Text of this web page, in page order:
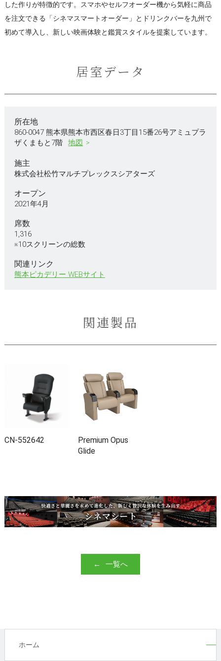
した作りが特徴的です。スマホやセルフオーダー機から気軽に商品
を注文できる「シネマスマートオーダー」とドリンクバーを九州で
初めて導入し、新しい映画体験と鑑賞スタイルを提案しています。
居室データ
所在地
860-0047 熊本県熊本市西区春日3丁目15番26号アミュプラ
ザくまもと7階
地図
施主
株式会社松竹マルチプレックスシアターズ
オープン
2021年4月
席数
1,316
※10スクリーンの総数
関連リンク
熊本ピカデリー WEBサイト
関連製品
CN-552642
Premium Opus
Glide
一覧へ
ホーム